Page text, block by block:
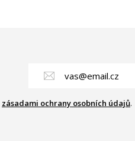
zásadami ochrany osobních údajů.